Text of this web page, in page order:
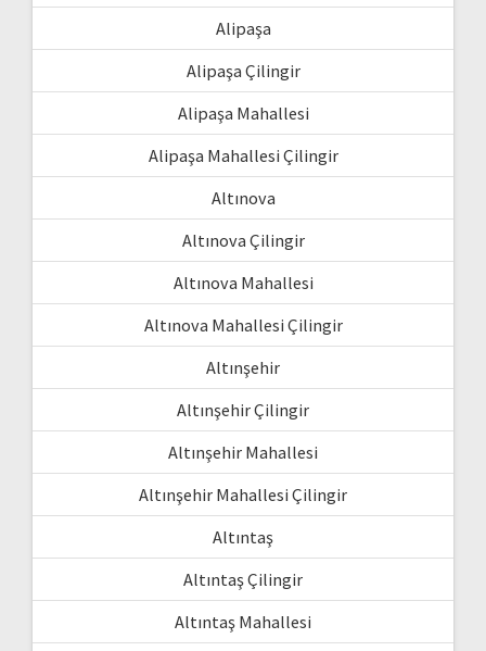
Alipaşa
Alipaşa Çilingir
Alipaşa Mahallesi
Alipaşa Mahallesi Çilingir
Altınova
Altınova Çilingir
Altınova Mahallesi
Altınova Mahallesi Çilingir
Altınşehir
Altınşehir Çilingir
Altınşehir Mahallesi
Altınşehir Mahallesi Çilingir
Altıntaş
Altıntaş Çilingir
Altıntaş Mahallesi